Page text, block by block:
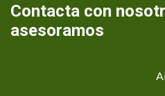
Contacta con
asesoramos